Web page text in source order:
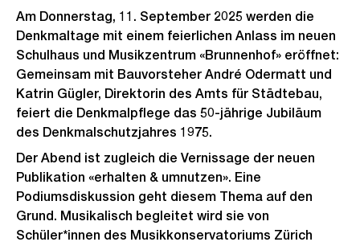
Am Donnerstag, 11. September 2025 werden die
Denkmaltage mit einem feierlichen Anlass im neuen
Schulhaus und Musikzentrum «Brunnenhof» eröffnet:
Gemeinsam mit Bauvorsteher André Odermatt und
Katrin Gügler, Direktorin des Amts für Städtebau,
feiert die Denkmalpflege das 50-jährige Jubiläum
des Denkmalschutzjahres 1975.
Der Abend ist zugleich die Vernissage der neuen
Publikation «erhalten & umnutzen». Eine
Podiumsdiskussion geht diesem Thema auf den
Grund. Musikalisch begleitet wird sie von
Schüler*innen des Musikkonservatoriums Zürich